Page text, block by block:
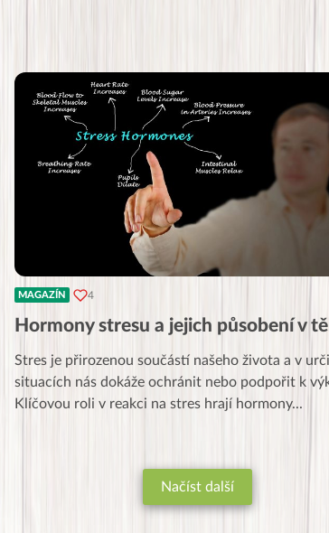
MAGAZÍN 4
Hormony stresu a jejich působení v
Stres je přirozenou součástí našeho života a v
situacích nás dokáže ochránit nebo podpořit k
Klíčovou roli v reakci na stres hrají hormony...
Načíst další